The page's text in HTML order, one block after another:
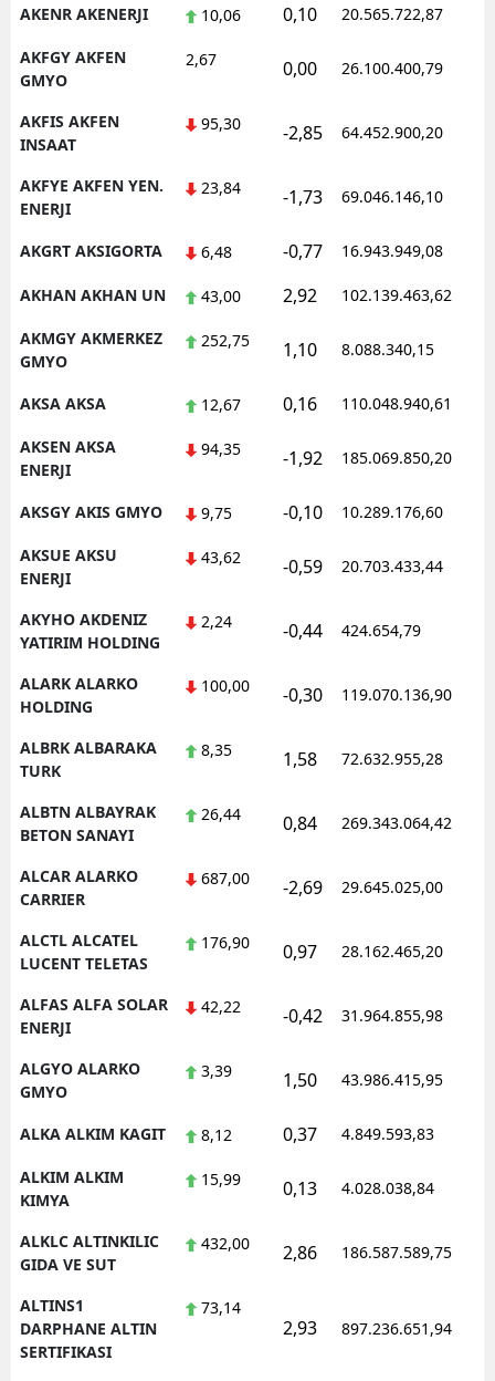
AKENR AKENERJI 10,06 0,10 20.565.722,87
AKFGY AKFEN
GMYO
2,67 0,00 26.100.400,79
AKFIS AKFEN
INSAAT
95,30 -2,85 64.452.900,20
AKFYE AKFEN YEN.
ENERJI
23,84 -1,73 69.046.146,10
AKGRT AKSIGORTA 6,48 -0,77 16.943.949,08
AKHAN AKHAN UN 43,00 2,92 102.139.463,62
AKMGY AKMERKEZ
GMYO
252,75 1,10 8.088.340,15
AKSA AKSA 12,67 0,16 110.048.940,61
AKSEN AKSA
ENERJI
94,35 -1,92 185.069.850,20
AKSGY AKIS GMYO 9,75 -0,10 10.289.176,60
AKSUE AKSU
ENERJI
43,62 -0,59 20.703.433,44
AKYHO AKDENIZ
YATIRIM HOLDING
2,24 -0,44 424.654,79
ALARK ALARKO
HOLDING
100,00 -0,30 119.070.136,90
ALBRK ALBARAKA
TURK
8,35 1,58 72.632.955,28
ALBTN ALBAYRAK
BETON SANAYI
26,44 0,84 269.343.064,42
ALCAR ALARKO
CARRIER
687,00 -2,69 29.645.025,00
ALCTL ALCATEL
LUCENT TELETAS
176,90 0,97 28.162.465,20
ALFAS ALFA SOLAR
ENERJI
42,22 -0,42 31.964.855,98
ALGYO ALARKO
GMYO
3,39 1,50 43.986.415,95
ALKA ALKIM KAGIT 8,12 0,37 4.849.593,83
ALKIM ALKIM
KIMYA
15,99 0,13 4.028.038,84
ALKLC ALTINKILIC
GIDA VE SUT
432,00 2,86 186.587.589,75
ALTINS1
DARPHANE ALTIN
SERTIFIKASI
73,14
2,93 897.236.651,94